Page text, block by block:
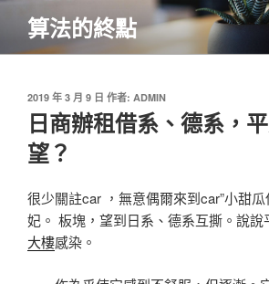
主
算法的終點
發
佈
於
2019 年 3 月 9 日 作者: ADMIN
日商辦租借系、德系，
望？
很少關註car ，無意偶爾來到car”小甜
妃。 板塊，望到日系、德系互撕。說說
大樓感染。